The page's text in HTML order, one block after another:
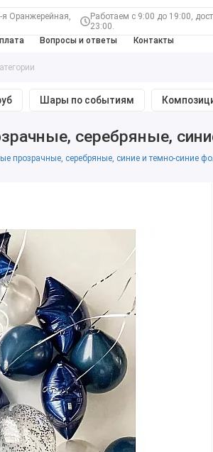
Оранжерейная,
Работаем с 9:00 до 19:00,
23:00.
Вопросы и ответы Контакты
Шары по событиям
серебряные,
прозрачные, серебряные, синие и темно-синие